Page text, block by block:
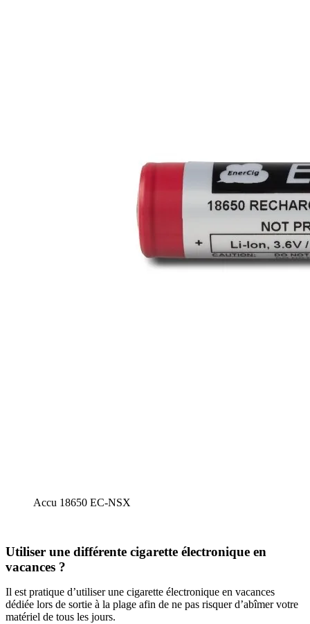
Accu 18650 EC-NSX
Utiliser une différente cigarette électronique en
vacances ?
Il est pratique d’utiliser une cigarette électronique en vacances
dédiée lors de sortie à la plage afin de ne pas risquer d’abîmer votre
matériel de tous les jours.